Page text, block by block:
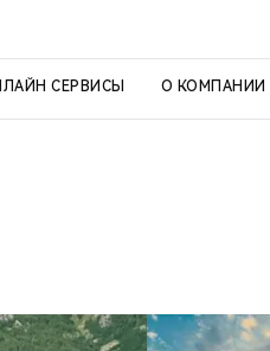
СЕРВИСЫ О КОМПАНИИ